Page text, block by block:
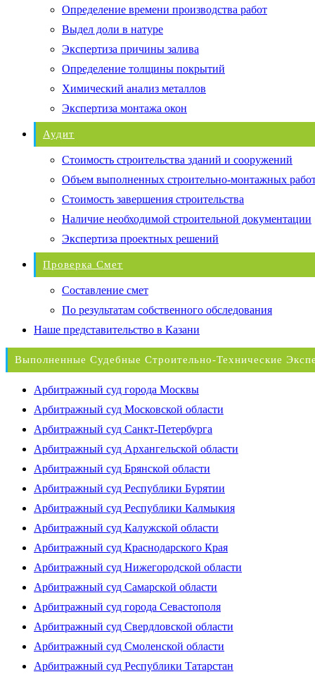
Определение времени производства работ
Выдел доли в натуре
Экспертиза причины залива
Определение толщины покрытий
Химический анализ металлов
Экспертиза монтажа окон
Аудит
Стоимость строительства зданий и сооружений
Объем выполненных строительно-монтажных
Стоимость завершения строительства
Наличие необходимой строительной документации
Экспертиза проектных решений
Проверка Смет
Составление смет
По результатам собственного обследования
Наше представительство в Казани
Выполненные Судебные Строительно-Технические
Арбитражный суд города Москвы
Арбитражный суд Московской области
Арбитражный суд Санкт-Петербурга
Арбитражный суд Архангельской области
Арбитражный суд Брянской области
Арбитражный суд Республики Бурятии
Арбитражный суд Республики Калмыкия
Арбитражный суд Калужской области
Арбитражный суд Краснодарского Края
Арбитражный суд Нижегородской области
Арбитражный суд Самарской области
Арбитражный суд города Севастополя
Арбитражный суд Свердловской области
Арбитражный суд Смоленской области
Арбитражный суд Республики Татарстан